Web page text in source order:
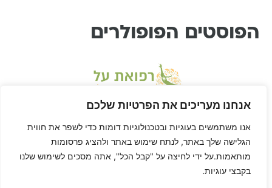
אנחנו מעריכים את הפרטיות שלכם
אנו משתמשים בעוגיות ובטכנולוגיות דומות כדי לשפר את חווית
הגלישה שלך באתר, לנתח שימוש באתר ולהציג פרסומות
מותאמות.על ידי לחיצה על "קבל הכל", אתה מסכים לשימוש שלנו
בקבצי עוגיות.
הפוסטים הפופולרים
* דיסקליימר: דן הוא לא רופא ורפואת-על היא שיטה בתחום הרפואה המשלימה, ולא